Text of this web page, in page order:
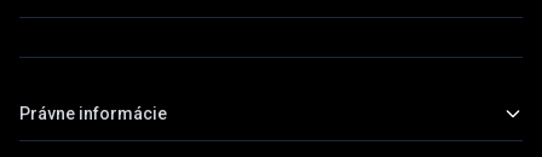
Ukážky
Stiahnuť
Praha, Česká republika
Právne informácie